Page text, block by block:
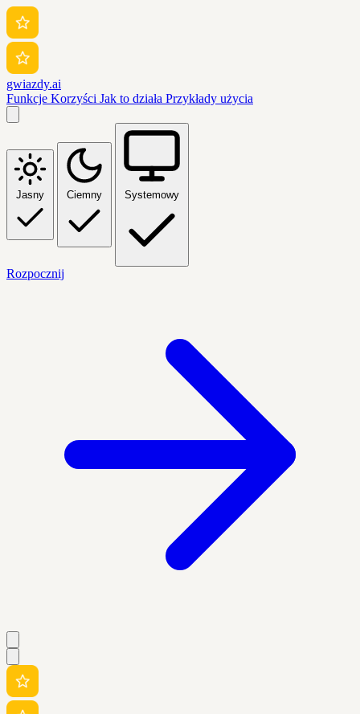
gwiazdy.ai
Funkcje Korzyści Jak to działa Przykłady użycia
Jasny Ciemny Systemowy
Rozpocznij